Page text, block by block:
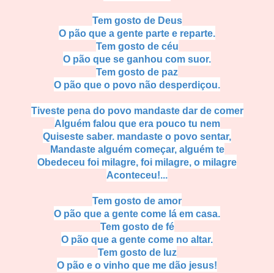
Tem gosto de Deus
O pão que a gente parte e reparte.
Tem gosto de céu
O pão que se ganhou com suor.
Tem gosto de paz
O pão que o povo não desperdiçou.
Tiveste pena do povo mandaste dar de comer
Alguém falou que era pouco tu nem
Quiseste saber. mandaste o povo sentar,
Mandaste alguém começar, alguém te
Obedeceu foi milagre, foi milagre, o milagre
Aconteceu!...
Tem gosto de amor
O pão que a gente come lá em casa.
Tem gosto de fé
O pão que a gente come no altar.
Tem gosto de luz
O pão e o vinho que me dão jesus!